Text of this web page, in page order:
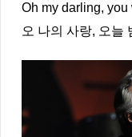
Oh my darling, you
오 나의 사랑, 오늘